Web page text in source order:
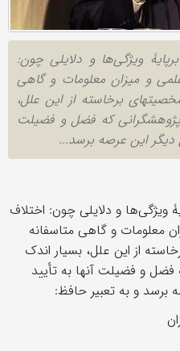
ویژگی‌ها و دلایلی چون:
و میزان معلومات و گاهی
برخاسته از این علل،
پژوهشگرانی که فضل و فضیلت
دیگر این عرصه برسد...
ویژگی‌ها و دلایلی چون: اختلاف
معلومات و گاهی متاسفانه
از این علل، بسیار اندک
فضل و فضیلت آنها به تأیید
برسد و به تعبیر حافظ: